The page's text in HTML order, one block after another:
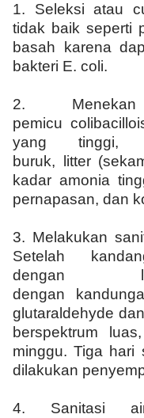
1. Seleksi atau
tidak baik seperti
basah karena
bakteri E. coli.
2.
pemicu
yang tinggi,
buruk, litter
kadar amonia
pernapasan, dan
3. Melakukan
Setelah
dengan
dengan
glutaraldehyde
berspektrum
minggu. Tiga hari
dilakukan
4. Sanitasi